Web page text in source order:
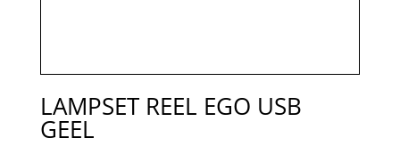
LAMPSET REEL EGO USB
GEEL